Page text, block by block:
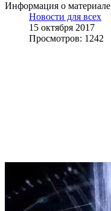
Информация о материале
Новости для всех
15 октября 2017
Просмотров: 1242